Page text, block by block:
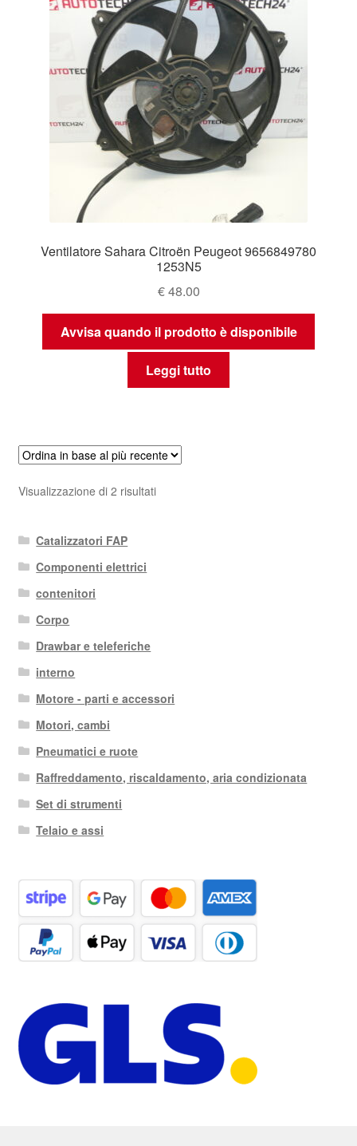
Ventilatore Sahara Citroën Peugeot 9656849780
1253N5
€48.00
Avvisa quando il prodotto è disponibile
Leggi tutto
Visualizzazione di 2 risultatiOrdina
Catalizzatori FAP
Componenti elettrici
contenitori
Corpo
Drawbar e teleferiche
interno
Motore - parti e accessori
Motori, cambi
Pneumatici e ruote
Raffreddamento, riscaldamento, aria condizionata
Set di strumenti
Telaio e assi